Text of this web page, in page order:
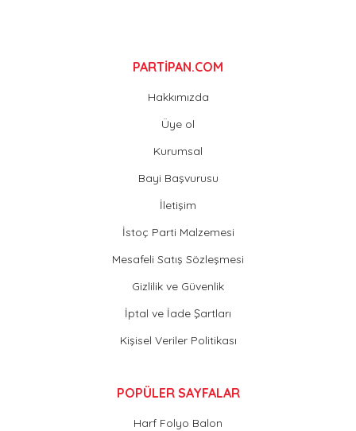
PARTİPAN.COM
Hakkımızda
Üye ol
Kurumsal
Bayi Başvurusu
İletişim
İstoç Parti Malzemesi
Mesafeli Satış Sözleşmesi
Gizlilik ve Güvenlik
İptal ve İade Şartları
Kişisel Veriler Politikası
POPÜLER SAYFALAR
Harf Folyo Balon